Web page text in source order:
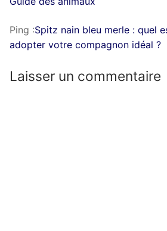
Ping :Spitz nain bleu merle : quel
adopter votre compagnon idéal ?
Laisser un commentaire